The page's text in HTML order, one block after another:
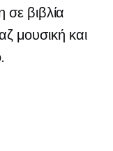
βιβλία
μουσική και